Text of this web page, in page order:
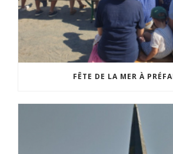
FÊTE DE LA MER À